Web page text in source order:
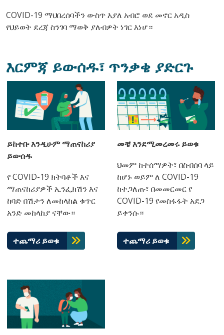
COVID-19 ማህበረሰባችን ውስጥ እያለ አብሮ ወደ መኖር አዲስ
የህይወት ደረጃ ስንገባ ማወቅ ያለብዎት ነገር እነሆ።
እርምጃ ይውሰዱ፣ ጥንቃቄ ያድርጉ
ይከተቡ እንዲሁም ማጠናከሪያ
ይውሰዱ
የ COVID-19 ክትባቶች እና
ማጠናከሪያዎች ኢንፌክሽን እና
ከባድ በሽታን ለመከላከል ቁጥር
አንድ መከላከያ ናቸው።
ተጨማሪ ይወቁ
መቼ እንደሚመረመሩ ይወቁ
ህመም ከተሰማዎት፣ በስብሰባ ላይ
ከሆኑ ወይም ለ COVID-19
ከተጋለጡ፣ በመመርመር የ
COVID-19 የመስፋፋት አደጋ
ይቀንሱ።
ተጨማሪ ይወቁ